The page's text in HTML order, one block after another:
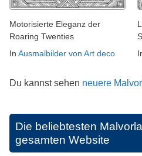
Motorisierte Eleganz der
Roaring Twenties
In Ausmalbilder von Art deco
Du kannst sehen neuere
Die beliebtesten
gesamten Website